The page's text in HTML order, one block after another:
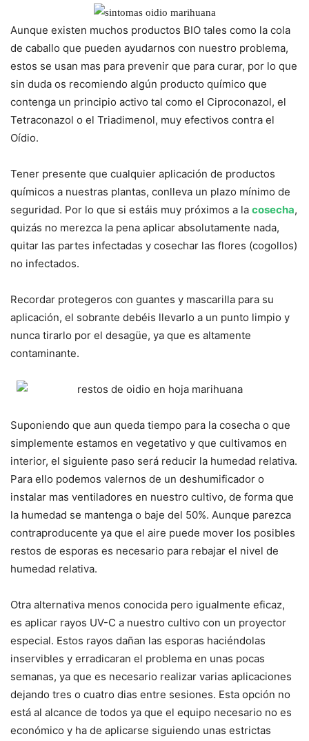
Aunque existen muchos productos BIO tales como la cola
de caballo que pueden ayudarnos con nuestro problema,
estos se usan mas para prevenir que para curar, por lo que
sin duda os recomiendo algún producto químico que
contenga un principio activo tal como el Ciproconazol, el
Tetraconazol o el Triadimenol, muy efectivos contra el
Oídio.
Tener presente que cualquier aplicación de productos
químicos a nuestras plantas, conlleva un plazo mínimo de
seguridad. Por lo que si estáis muy próximos a la cosecha,
quizás no merezca la pena aplicar absolutamente nada,
quitar las partes infectadas y cosechar las flores (cogollos)
no infectados.
Recordar protegeros con guantes y mascarilla para su
aplicación, el sobrante debéis llevarlo a un punto limpio y
nunca tirarlo por el desagüe, ya que es altamente
contaminante.
Suponiendo que aun queda tiempo para la cosecha o que
simplemente estamos en vegetativo y que cultivamos en
interior, el siguiente paso será reducir la humedad relativa.
Para ello podemos valernos de un deshumificador o
instalar mas ventiladores en nuestro cultivo, de forma que
la humedad se mantenga o baje del 50%. Aunque parezca
contraproducente ya que el aire puede mover los posibles
restos de esporas es necesario para rebajar el nivel de
humedad relativa.
Otra alternativa menos conocida pero igualmente eficaz,
es aplicar rayos UV-C a nuestro cultivo con un proyector
especial. Estos rayos dañan las esporas haciéndolas
inservibles y erradicaran el problema en unas pocas
semanas, ya que es necesario realizar varias aplicaciones
dejando tres o cuatro dias entre sesiones. Esta opción no
está al alcance de todos ya que el equipo necesario no es
económico y ha de aplicarse siguiendo unas estrictas